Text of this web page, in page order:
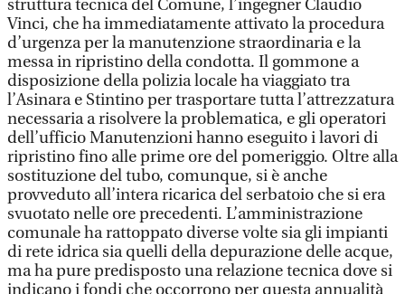
struttura tecnica del Comune, l’ingegner Claudio
Vinci, che ha immediatamente attivato la procedura
d’urgenza per la manutenzione straordinaria e la
messa in ripristino della condotta. Il gommone a
disposizione della polizia locale ha viaggiato tra
l’Asinara e Stintino per trasportare tutta l’attrezzatura
necessaria a risolvere la problematica, e gli operatori
dell’ufficio Manutenzioni hanno eseguito i lavori di
ripristino fino alle prime ore del pomeriggio. Oltre alla
sostituzione del tubo, comunque, si è anche
provveduto all’intera ricarica del serbatoio che si era
svuotato nelle ore precedenti. L’amministrazione
comunale ha rattoppato diverse volte sia gli impianti
di rete idrica sia quelli della depurazione delle acque,
ma ha pure predisposto una relazione tecnica dove si
indicano i fondi che occorrono per questa annualità